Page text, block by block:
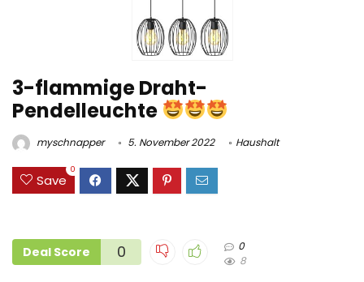
3-flammige Draht-
Pendelleuchte
myschnapper 5. November 2022 Haushalt
Save
0
Deal Score 0
0
8